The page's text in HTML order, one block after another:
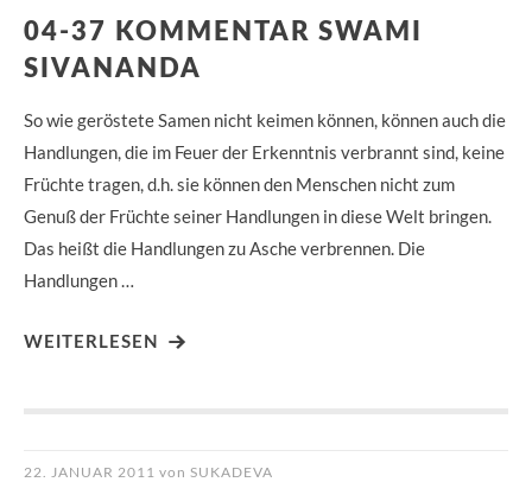
04-37 KOMMENTAR SWAMI
SIVANANDA
So wie geröstete Samen nicht keimen können, können auch die
Handlungen, die im Feuer der Erkenntnis verbrannt sind, keine
Früchte tragen, d.h. sie können den Menschen nicht zum
Genuß der Früchte seiner Handlungen in diese Welt bringen.
Das heißt die Handlungen zu Asche verbrennen. Die
Handlungen …
WEITERLESEN
22. JANUAR 2011 von SUKADEVA